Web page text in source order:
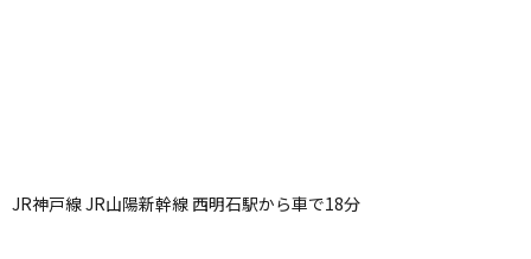
JR神戸線 JR山陽新幹線 西明石駅から車で18分